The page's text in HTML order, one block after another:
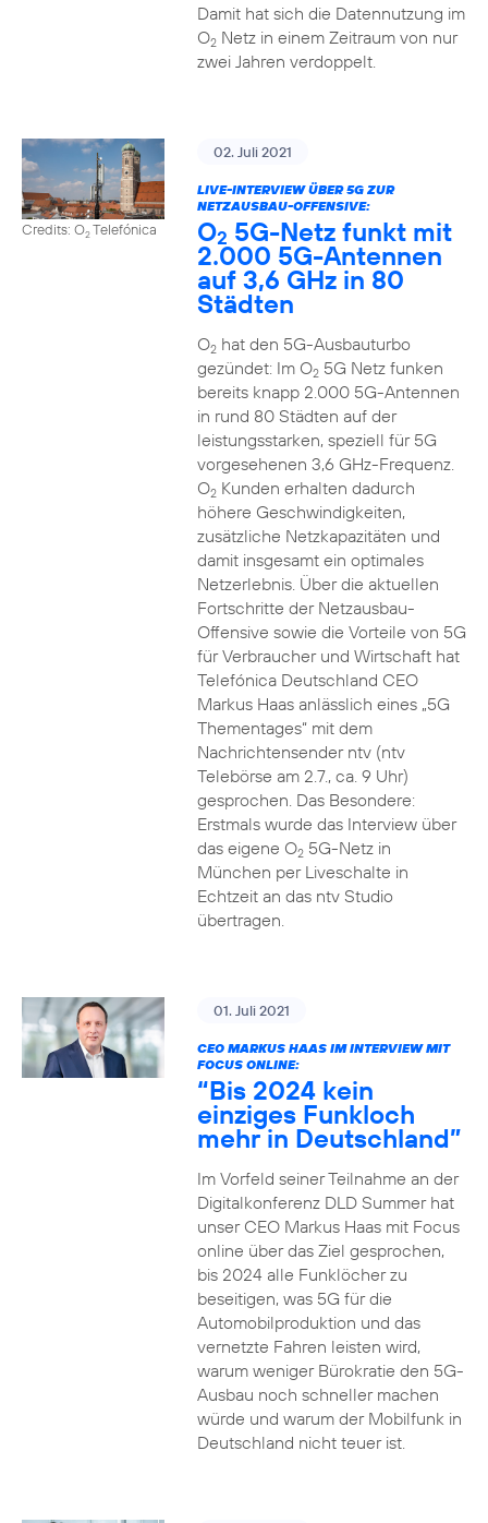
Damit hat sich die Datennutzung im
O2Netz in einem Zeitraum von nur
zwei Jahren verdoppelt.
Credits: O2Telefónica
02. Juli 2021
LIVE-INTERVIEW ÜBER 5G ZUR
NETZAUSBAU-OFFENSIVE:
O2 5G-Netz funkt mit
2.000 5G-Antennen
auf 3,6 GHz in 80
Städten
O2hat den 5G-Ausbauturbo
gezündet: Im O25G Netz funken
bereits knapp 2.000 5G-Antennen
in rund 80 Städten auf der
leistungsstarken, speziell für 5G
vorgesehenen 3,6 GHz-Frequenz.
O2Kunden erhalten dadurch
höhere Geschwindigkeiten,
zusätzliche Netzkapazitäten und
damit insgesamt ein optimales
Netzerlebnis. Über die aktuellen
Fortschritte der Netzausbau-
Offensive sowie die Vorteile von 5G
für Verbraucher und Wirtschaft hat
Telefónica Deutschland CEO
Markus Haas anlässlich eines „5G
Thementages“ mit dem
Nachrichtensender ntv (ntv
Telebörse am 2.7., ca. 9 Uhr)
gesprochen. Das Besondere:
Erstmals wurde das Interview über
das eigene O25G-Netz in
München per Liveschalte in
Echtzeit an das ntv Studio
übertragen.
01. Juli 2021
CEO MARKUS HAAS IM INTERVIEW MIT
FOCUS ONLINE:
“Bis 2024 kein
einziges Funkloch
mehr in Deutschland”
Im Vorfeld seiner Teilnahme an der
Digitalkonferenz DLD Summer hat
unser CEO Markus Haas mit Focus
online über das Ziel gesprochen,
bis 2024 alle Funklöcher zu
beseitigen, was 5G für die
Automobilproduktion und das
vernetzte Fahren leisten wird,
warum weniger Bürokratie den 5G-
Ausbau noch schneller machen
würde und warum der Mobilfunk in
Deutschland nicht teuer ist.